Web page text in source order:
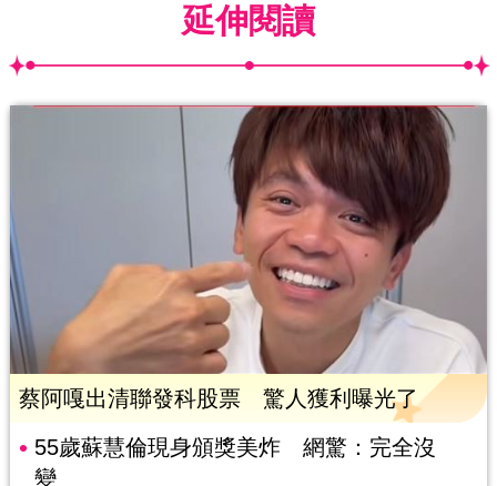
延伸閱讀
蔡阿嘎出清聯發科股票 驚人獲利曝光了
55歲蘇慧倫現身頒獎美炸 網驚：完全沒
變